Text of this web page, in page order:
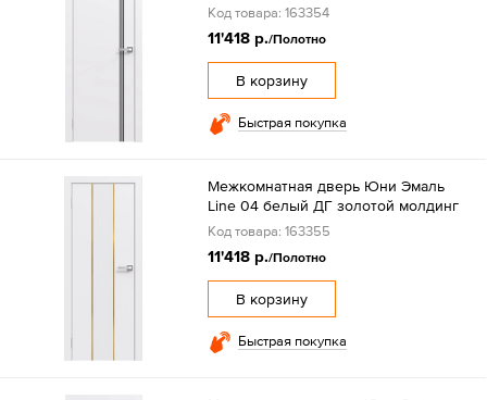
Код товара: 163354
11'418 р./Полотно
В корзину
Быстрая покупка
Межкомнатная дверь Юни Эмаль
Line 04 белый ДГ золотой молдинг
Код товара: 163355
11'418 р./Полотно
В корзину
Быстрая покупка